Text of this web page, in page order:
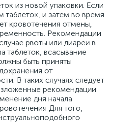
из новой упаковки. Если
и затем во время
кровотечения отмены,
Рекомендации
рвоты или диареи в
таблеток, всасывание
быть приняты
от
В таких случаях следует
рекомендации
дня начала
Для того,